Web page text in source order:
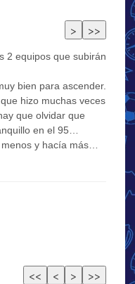
2 equipos que subirán
bien para ascender.
hizo muchas veces
que olvidar que
en el 95…
y hacía más…